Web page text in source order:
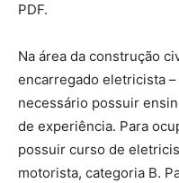
PDF.
Na área da construção
encarregado eletricista
necessário possuir
de experiência. Para
possuir curso de
motorista, categoria B.